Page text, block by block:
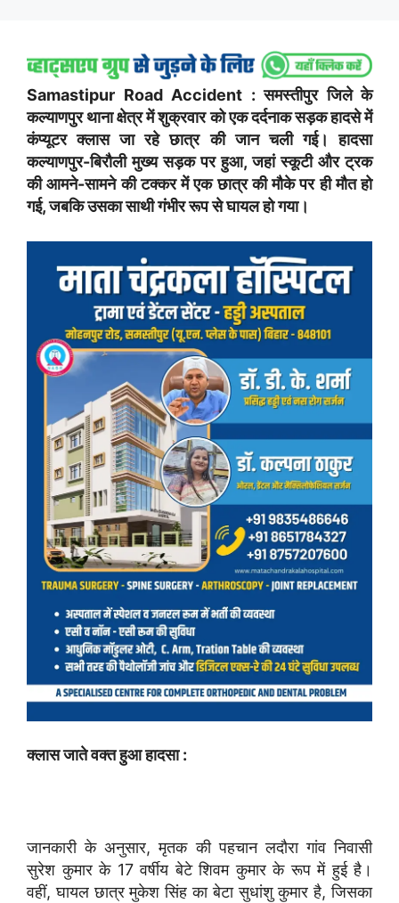
Samastipur Road Accident : समस्तीपुर जिले के
कल्याणपुर थाना क्षेत्र में शुक्रवार को एक दर्दनाक सड़क हादसे में
कंप्यूटर क्लास जा रहे छात्र की जान चली गई। हादसा
कल्याणपुर-बिरौली मुख्य सड़क पर हुआ, जहां स्कूटी और ट्रक
की आमने-सामने की टक्कर में एक छात्र की मौके पर ही मौत हो
गई, जबकि उसका साथी गंभीर रूप से घायल हो गया।
क्लास जाते वक्त हुआ हादसा :
जानकारी के अनुसार, मृतक की पहचान लदौरा गांव निवासी
सुरेश कुमार के 17 वर्षीय बेटे शिवम कुमार के रूप में हुई है।
वहीं, घायल छात्र मुकेश सिंह का बेटा सुधांशु कुमार है, जिसका